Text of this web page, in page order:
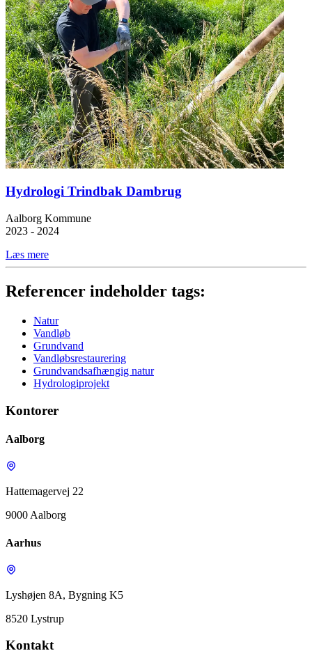
Hydrologi Trindbak Dambrug
Aalborg Kommune
2023 - 2024
Læs mere
Referencer indeholder tags:
Natur
Vandløb
Grundvand
Vandløbsrestaurering
Grundvandsafhængig natur
Hydrologiprojekt
Kontorer
Aalborg
Hattemagervej 22
9000 Aalborg
Aarhus
Lyshøjen 8A, Bygning K5
8520 Lystrup
Kontakt